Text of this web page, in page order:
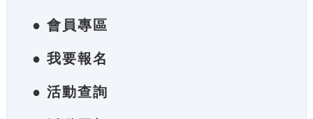
● 會員專區
● 我要報名
● 活動查詢